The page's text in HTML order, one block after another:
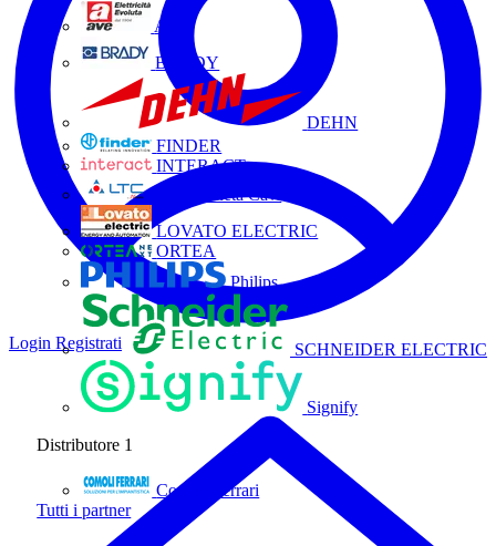
AVE
BRADY
DEHN
FINDER
INTERACT
La Triveneta Cavi
LOVATO ELECTRIC
ORTEA
Philips
SCHNEIDER ELECTRIC
Signify
Distributore 1
Comoli Ferrari
Tutti i partner
Login Registrati